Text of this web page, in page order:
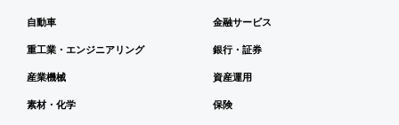
自動車
重工業・エンジニアリング
産業機械
素材・化学
金融サービス
銀行・証券
資産運用
保険